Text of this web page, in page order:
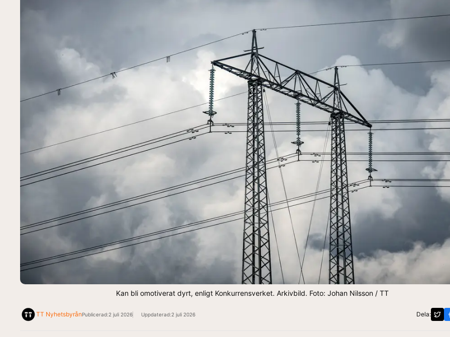
Kan bli omotiverat dyrt, enligt Konkurrensverket. Arkivbild. Foto: Johan Nilsson / TT
TT NyhetsbyrånPublicerad:2 juli 2026 Uppdaterad:2 juli 2026 Dela: